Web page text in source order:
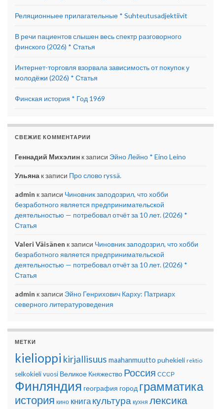
Реляционныее прилагательные * Suhteutusadjektiivit
В речи пациентов слышен весь спектр разговорного
финского (2026) * Статья
Интернет-торговля взорвала зависимость от покупок у
молодёжи (2026) * Статья
Финская история * Год 1969
СВЕЖИЕ КОММЕНТАРИИ
Геннадий Михэлин к записи Эйно Лейно * Eino Leino
Ульяна к записи Про слово ryssä.
admin к записи Чиновник заподозрил, что хобби
безработного является предпринимательской
деятельностью — потребовал отчёт за 10 лет. (2026) *
Статья
Valeri Väisänen к записи Чиновник заподозрил, что хобби
безработного является предпринимательской
деятельностью — потребовал отчёт за 10 лет. (2026) *
Статья
admin к записи Эйно Генрихович Карху: Патриарх
северного литературоведения
МЕТКИ
kielioppi kirjallisuus maahanmuutto puhekieli rektio
selkokielivuosi Великое Княжество Россия СССР
Финляндия география город грамматика
история кино книгакультура кухня лексика